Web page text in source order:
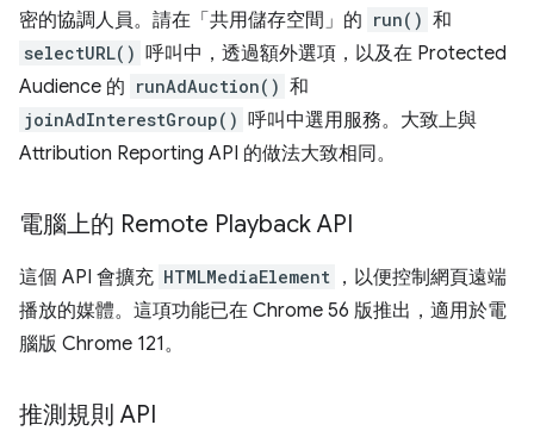
密的協調人員。請在「共用儲存空間」的 run() 和
selectURL() 呼叫中，透過額外選項，以及在 Protected
Audience 的 runAdAuction() 和
joinAdInterestGroup() 呼叫中選用服務。大致上與
Attribution Reporting API 的做法大致相同。
電腦上的 Remote Playback API
這個 API 會擴充 HTMLMediaElement ，以便控制網頁遠端
播放的媒體。這項功能已在 Chrome 56 版推出，適用於電
腦版 Chrome 121。
推測規則 API